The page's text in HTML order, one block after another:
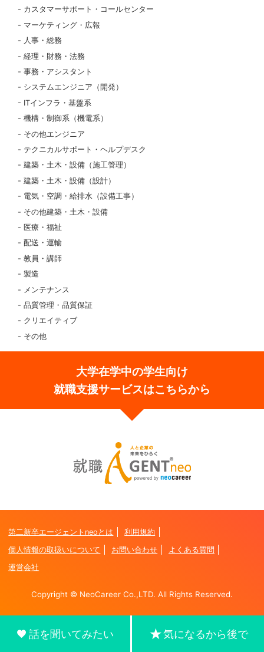
話を聞いてみたい 気になるから後で
カスタマーサポート・コールセンター
マーケティング・広報
人事・総務
経理・財務・法務
事務・アシスタント
システムエンジニア（開発）
ITインフラ・基盤系
機構・制御系（機電系）
その他エンジニア
テクニカルサポート・ヘルプデスク
建築・土木・設備（施工管理）
建築・土木・設備（設計）
電気・空調・給排水（設備工事）
その他建築・土木・設備
医療・福祉
配送・運輸
教員・講師
製造
メンテナンス
品質管理・品質保証
クリエイティブ
その他
大学在学中の学生向け
就職支援サービスはこちらから
第二新卒エージェントneoとは
利用規約
個人情報の取扱いについて
お問い合わせ
よくある質問
運営会社
Copyright © NeoCareer Co.,LTD. All Rights Reserved.